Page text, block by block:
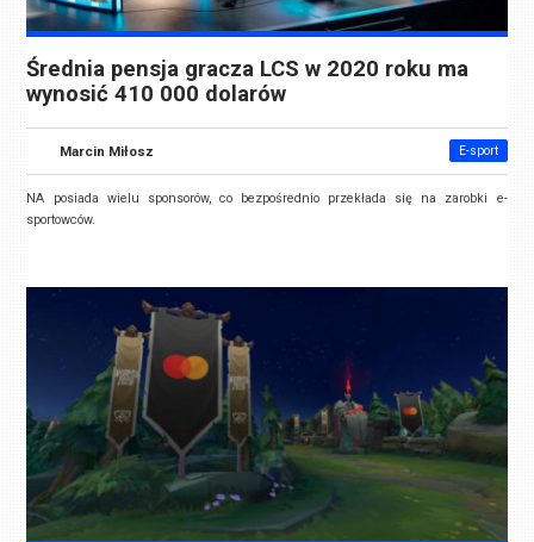
Średnia pensja gracza LCS w 2020 roku ma
wynosić 410 000 dolarów
Marcin Miłosz E-sport
NA posiada wielu sponsorów, co bezpośrednio przekłada się na zarobki e-
sportowców.